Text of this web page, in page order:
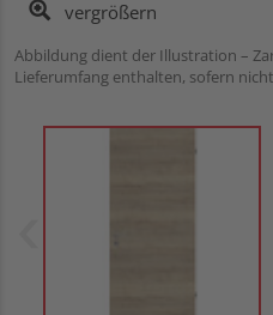
vergrößern
Abbildung dient der Illustration –
Lieferumfang enthalten, sofern